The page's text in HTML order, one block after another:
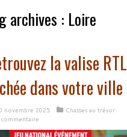
archives : Loire
la valise RTL
dans votre ville
novembre 2025
Chasses au trésor